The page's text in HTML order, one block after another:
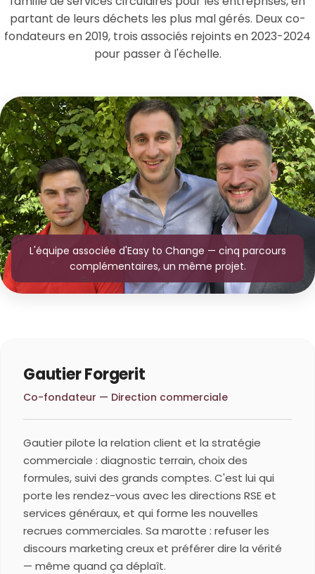
partant de leurs déchets les plus mal gérés. Deux co-
fondateurs en 2019, trois associés rejoints en 2023-2024
pour passer à l'échelle.
L'équipe associée d'Easy to Change — cinq parcours
complémentaires, un même projet.
Gautier Forgerit
Co-fondateur — Direction commerciale
Gautier pilote la relation client et la stratégie
commerciale : diagnostic terrain, choix des
formules, suivi des grands comptes. C'est lui qui
porte les rendez-vous avec les directions RSE et
services généraux, et qui forme les nouvelles
recrues commerciales. Sa marotte : refuser les
discours marketing creux et préférer dire la vérité
— même quand ça déplaît.